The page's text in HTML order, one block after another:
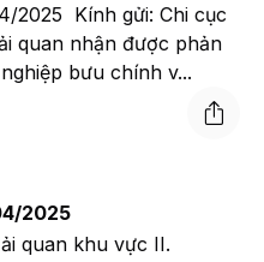
2025 Kính gửi: Chi cục
quan nhận được phản
bưu chính v...
2025
quan khu vực II.